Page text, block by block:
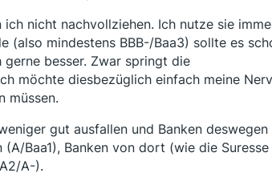
nicht nachvollziehen. Ich nutze sie
(also mindestens BBB-/Baa3) sollte es
besser. Zwar springt die
möchte diesbezüglich einfach meine
müssen.
gut ausfallen und Banken deswegen
Baa1), Banken von dort (wie die Suresse
A-).